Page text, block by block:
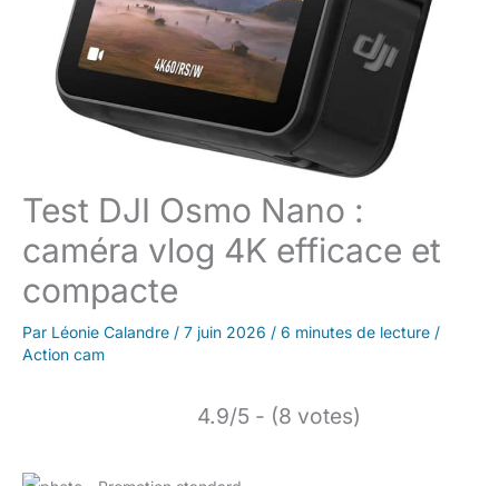
Test DJI Osmo Nano :
caméra vlog 4K efficace et
compacte
Par Léonie Calandre / 7 juin 2026 / 6 minutes de lecture /
Action cam
4.9/5 - (8 votes)